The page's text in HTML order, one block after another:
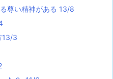
尊い精神がある 13/8
13/3